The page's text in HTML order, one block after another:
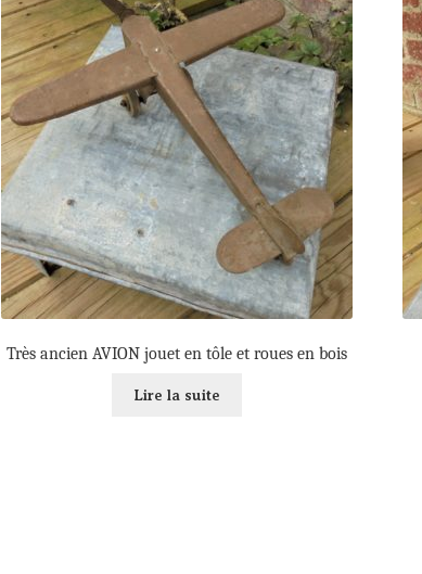
Très ancien AVION jouet en tôle et roues en bois
Lire la suite